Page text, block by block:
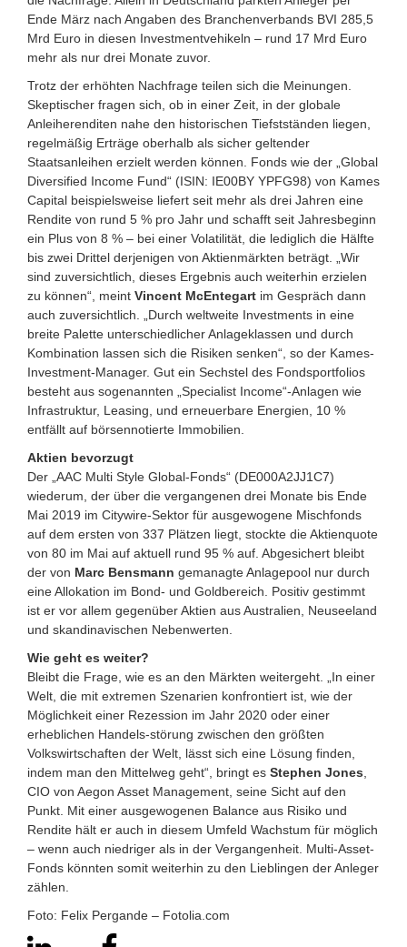
Ende März nach Angaben des Branchenverbands BVI 285,5
Mrd Euro in diesen Investmentvehikeln – rund 17 Mrd Euro
mehr als nur drei Monate zuvor.
Trotz der erhöhten Nachfrage teilen sich die Meinungen.
Skeptischer fragen sich, ob in einer Zeit, in der globale
Anleiherenditen nahe den historischen Tiefstständen liegen,
regelmäßig Erträge oberhalb als sicher geltender
Staatsanleihen erzielt werden können. Fonds wie der „Global
Diversified Income Fund“ (ISIN: IE00BY YPFG98) von Kames
Capital beispielsweise liefert seit mehr als drei Jahren eine
Rendite von rund 5 % pro Jahr und schafft seit Jahresbeginn
ein Plus von 8 % – bei einer Volatilität, die lediglich die Hälfte
bis zwei Drittel derjenigen von Aktienmärkten beträgt. „Wir
sind zuversichtlich, dieses Ergebnis auch weiterhin erzielen
zu können“, meint Vincent McEntegart im Gespräch dann
auch zuversichtlich. „Durch weltweite Investments in eine
breite Palette unterschiedlicher Anlageklassen und durch
Kombination lassen sich die Risiken senken“, so der Kames-
Investment-Manager. Gut ein Sechstel des Fondsportfolios
besteht aus sogenannten „Specialist Income“-Anlagen wie
Infrastruktur, Leasing, und erneuerbare Energien, 10 %
entfällt auf börsennotierte Immobilien.
Aktien bevorzugt
Der „AAC Multi Style Global-Fonds“ (DE000A2JJ1C7)
wiederum, der über die vergangenen drei Monate bis Ende
Mai 2019 im Citywire-Sektor für ausgewogene Mischfonds
auf dem ersten von 337 Plätzen liegt, stockte die Aktienquote
von 80 im Mai auf aktuell rund 95 % auf. Abgesichert bleibt
der von Marc Bensmann gemanagte Anlagepool nur durch
eine Allokation im Bond- und Goldbereich. Positiv gestimmt
ist er vor allem gegenüber Aktien aus Australien, Neuseeland
und skandinavischen Nebenwerten.
Wie geht es weiter?
Bleibt die Frage, wie es an den Märkten weitergeht. „In einer
Welt, die mit extremen Szenarien konfrontiert ist, wie der
Möglichkeit einer Rezession im Jahr 2020 oder einer
erheblichen Handels-störung zwischen den größten
Volkswirtschaften der Welt, lässt sich eine Lösung finden,
indem man den Mittelweg geht“, bringt es Stephen Jones
CIO von Aegon Asset Management, seine Sicht auf den
Punkt. Mit einer ausgewogenen Balance aus Risiko und
Rendite hält er auch in diesem Umfeld Wachstum für möglich
– wenn auch niedriger als in der Vergangenheit. Multi-Asset-
Fonds könnten somit weiterhin zu den Lieblingen der Anleger
zählen.
Foto: Felix Pergande – Fotolia.com